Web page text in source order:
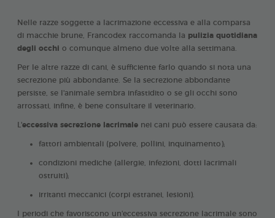
Nelle razze soggette a lacrimazione eccessiva e alla comparsa
di macchie brune, Francodex raccomanda la pulizia quotidiana
degli occhi
o comunque almeno due volte alla settimana.
Per le altre razze di cani, è sufficiente farlo quando si nota una
secrezione più abbondante. Se la secrezione abbondante
persiste, se l'animale sembra infastidito o se gli occhi sono
arrossati, infine, è bene consultare il veterinario.
L'eccessiva secrezione lacrimale nei cani può essere causata da:
fattori ambientali (polvere, pollini, inquinamento);
condizioni mediche (allergie, infezioni, dotti lacrimali
ostruiti);
irritanti meccanici (corpi estranei, lesioni).
I periodi che favoriscono un'eccessiva secrezione lacrimale sono